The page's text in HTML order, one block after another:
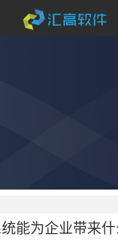
能为企业带来什